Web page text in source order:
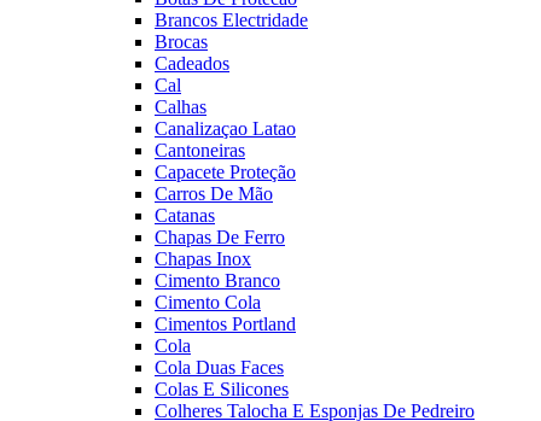
Brancos Electridade
Brocas
Cadeados
Cal
Calhas
Canalizaçao Latao
Cantoneiras
Capacete Proteção
Carros De Mão
Catanas
Chapas De Ferro
Chapas Inox
Cimento Branco
Cimento Cola
Cimentos Portland
Cola
Cola Duas Faces
Colas E Silicones
Colheres Talocha E Esponjas De Pedreiro